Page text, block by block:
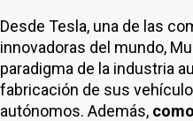
Desde Tesla, una de las
innovadoras del mundo,
paradigma de la industria
fabricación de sus
autónomos. Además,